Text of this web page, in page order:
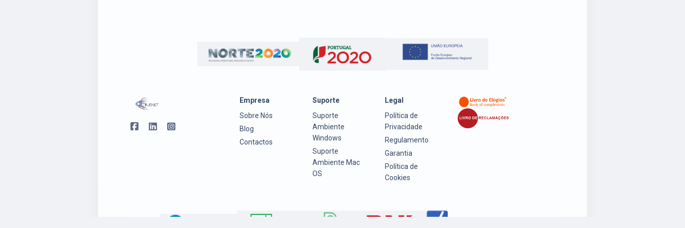
Empresa
Sobre Nós
Blog
Contactos
Suporte
Suporte
Ambiente
Windows
Suporte
Ambiente Mac
OS
Legal
Política de
Privacidade
Regulamento
Garantia
Política de
Cookies